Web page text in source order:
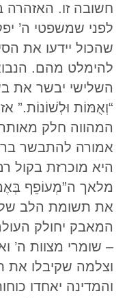
חשובה זו. האזהרה
לפני שמשפטי ה’
שהכול יידעו את
להימלט מהם.
השלישי יבשר את
“וְאֻמּוֹת וּלְשׁוֹנוֹת.”
המהווה חלק
אמורה להתבשר
היא מוכרזת בקול
מלאך ה”מְעוֹפֵף
את תשומת הלב של
המאבק יחולק
– שומרי מצוות ה’
וצלמה שקיבלו את
והמדינה יאחדו